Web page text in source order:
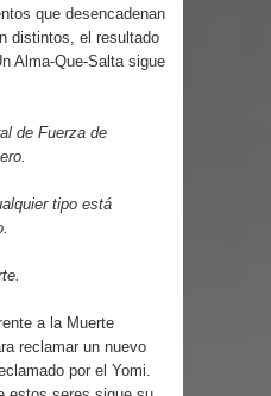
que desencadenan
distintos, el resultado
Alma-Que-Salta sigue
de Fuerza de
tipo está
a la Muerte
reclamar un nuevo
por el Yomi.